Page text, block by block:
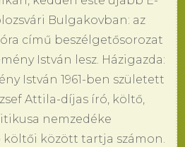
Bulgakovban: az
című beszélgetősorozat
István lesz. Házigazda:
István 1961-ben született
Attila-díjas író, költő,
nemzedéke
között tartja számon.